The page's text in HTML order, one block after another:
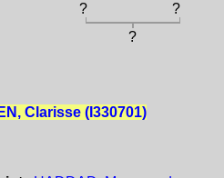
?
?
?
Clarisse (I330701)